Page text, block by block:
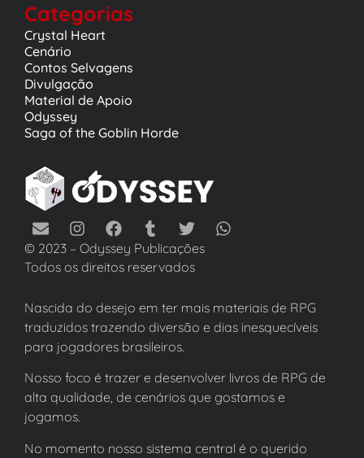
Categorias
Crystal Heart
Cenário
Contos Selvagens
Divulgação
Material de Apoio
Odyssey
Saga of the Goblin Horde
© 2023 – Odyssey Publicações
Todos os direitos reservados
Nascida do desejo em ter mais materiais de RPG
traduzidos trazendo diversão e dias inesquecíveis
para jogadores brasileiros.
Nosso foco é trazer e desenvolver livros de RPG de
alta qualidade, de cenários que gostamos e
jogamos.
No momento nosso sistema central é o querido